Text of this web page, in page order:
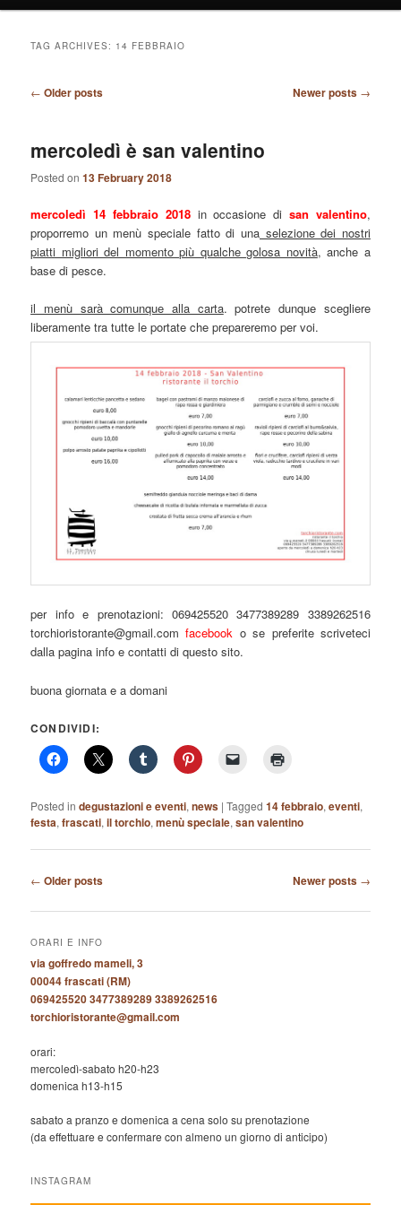
TAG ARCHIVES: 14 FEBBRAIO
Post
← Older posts Newer posts →
mercoledì è san valentino
Posted on13 February 2018
mercoledì 14 febbraio 2018in occasione disan valentino,
proporremo un menù speciale fatto di unaselezione dei nostri
piatti migliori del momento più qualche golosa novità, anche a
base di pesce.
il menù sarà comunque alla carta. potrete dunque scegliere
liberamente tra tutte le portate che prepareremo per voi.
per info e prenotazioni: 069425520 3477389289 3389262516
torchioristorante@gmail.comfacebook o se preferite scriveteci
dalla pagina info e contatti di questo sito.
buona giornata e a domani
CONDIVIDI:
Posted in degustazioni e eventi,news |Tagged 14 febbraio,eventi,
festa,frascati,il torchio,menù speciale,san valentino
Post
← Older posts Newer posts →
ORARI E INFO
via goffredo mameli, 3
00044 frascati (RM)
069425520 3477389289 3389262516
torchioristorante@gmail.com
orari:
mercoledì-sabato h20-h23
domenica h13-h15
sabato a pranzo e domenica a cena solo su prenotazione
(da effettuare e confermare con almeno un giorno di anticipo)
INSTAGRAM